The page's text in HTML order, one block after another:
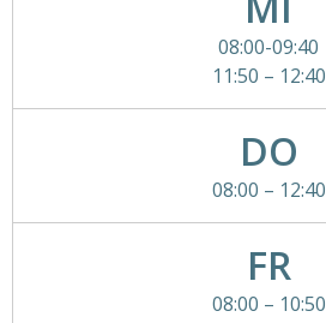
08:00-09:40
11:50 – 12:40
DO
08:00 – 12:40
FR
08:00 – 10:50